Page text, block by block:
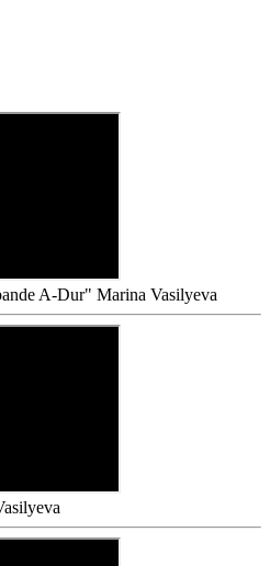
A-Dur" Marina Vasilyeva